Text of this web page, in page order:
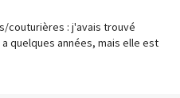
couturières : j'avais trouvé
quelques années, mais elle est